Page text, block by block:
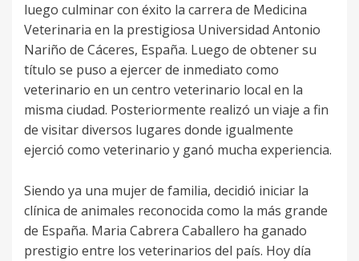
luego culminar con éxito la carrera de Medicina
Veterinaria en la prestigiosa Universidad Antonio
Nariño de Cáceres, España. Luego de obtener su
título se puso a ejercer de inmediato como
veterinario en un centro veterinario local en la
misma ciudad. Posteriormente realizó un viaje a fin
de visitar diversos lugares donde igualmente
ejerció como veterinario y ganó mucha experiencia.
Siendo ya una mujer de familia, decidió iniciar la
clínica de animales reconocida como la más grande
de España. Maria Cabrera Caballero ha ganado
prestigio entre los veterinarios del país. Hoy día